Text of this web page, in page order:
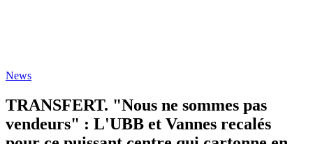
News
TRANSFERT. "Nous ne sommes pas
vendeurs" : L'UBB et Vannes recalés